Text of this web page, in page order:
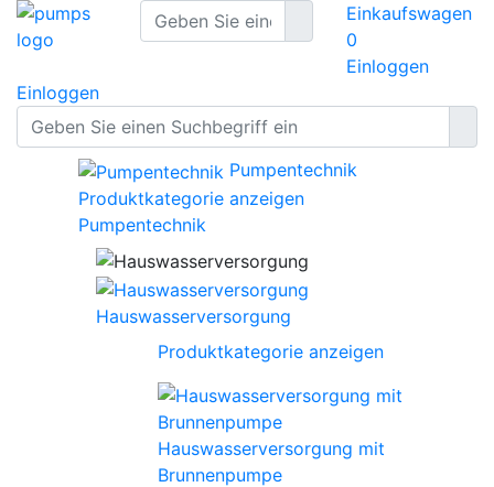
Einkaufswagen
0
Einloggen
Einloggen
Pumpentechnik
Produktkategorie anzeigen
Pumpentechnik
Hauswasserversorgung
Produktkategorie anzeigen
Hauswasserversorgung mit
Brunnenpumpe